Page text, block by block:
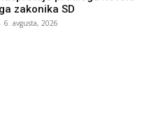
zakonika SD
- 6. avgusta, 2026